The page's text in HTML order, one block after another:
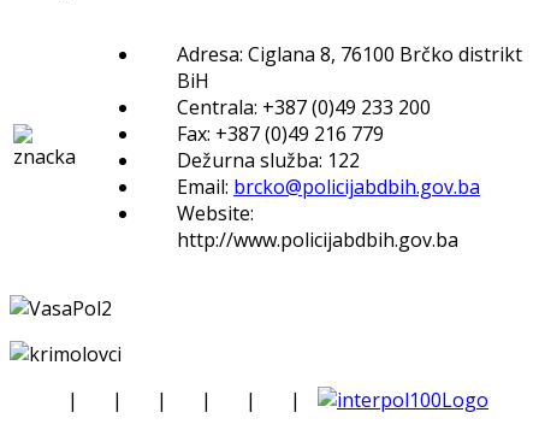
Adresa: Ciglana 8, 76100 Brčko distrikt
BiH
Centrala: +387 (0)49 233 200
Fax: +387 (0)49 216 779
Dežurna služba: 122
Email: brcko@policijabdbih.gov.ba
Website:
http://www.policijabdbih.gov.ba
| | | | |
|